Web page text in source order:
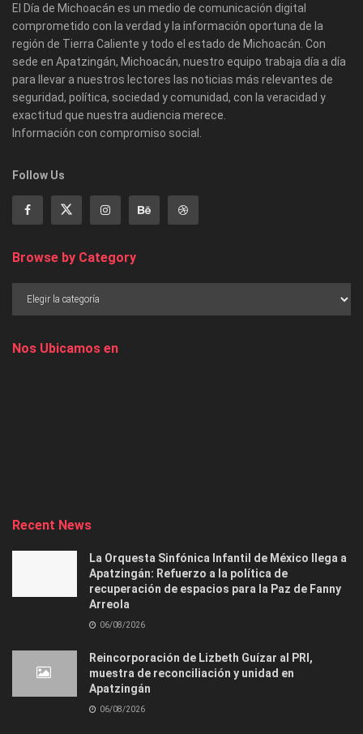
El Día de Michoacán es un medio de comunicación digital
comprometido con la verdad y la información oportuna de la
región de Tierra Caliente y todo el estado de Michoacán. Con
sede en Apatzingán, Michoacán, nuestro equipo trabaja día a día
para llevar a nuestros lectores las noticias más relevantes de
seguridad, política, sociedad y comunidad, con la veracidad y
exactitud que nuestra audiencia merece.
Información con compromiso social.
Follow Us
Browse by Category
Nos Ubicamos en
Recent News
La Orquesta Sinfónica Infantil de México llega a
Apatzingán: Refuerzo a la política de
recuperación de espacios para la Paz de Fanny
Arreola
06/08/2026
Reincorporación de Lizbeth Guízar al PRI,
muestra de reconciliación y unidad en
Apatzingán
06/08/2026